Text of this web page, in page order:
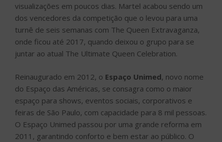
visualizações em poucos dias. Martel acabou sendo um
dos vencedores da competição que o levou para uma
turnê de seis semanas com The Queen Extravaganza,
onde ficou até 2017, quando deixou o grupo para se
juntar ao atual The Ultimate Queen Celebration.
Reinaugurado em 2012, o Espaço Unimed, novo nome
do Espaço das Américas, se consagra como o maior
espaço para shows, eventos sociais, corporativos e
feiras de São Paulo, com capacidade para 8 mil pessoas.
O Espaço Unimed passou por uma grande reforma em
2011, garantindo conforto e bem estar ao público. O